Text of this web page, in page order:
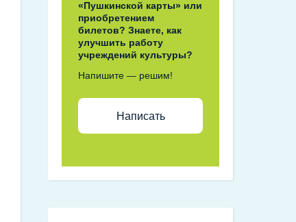
«Пушкинской карты» или
приобретением
билетов? Знаете, как
улучшить работу
учреждений культуры?
Напишите — решим!
Написать